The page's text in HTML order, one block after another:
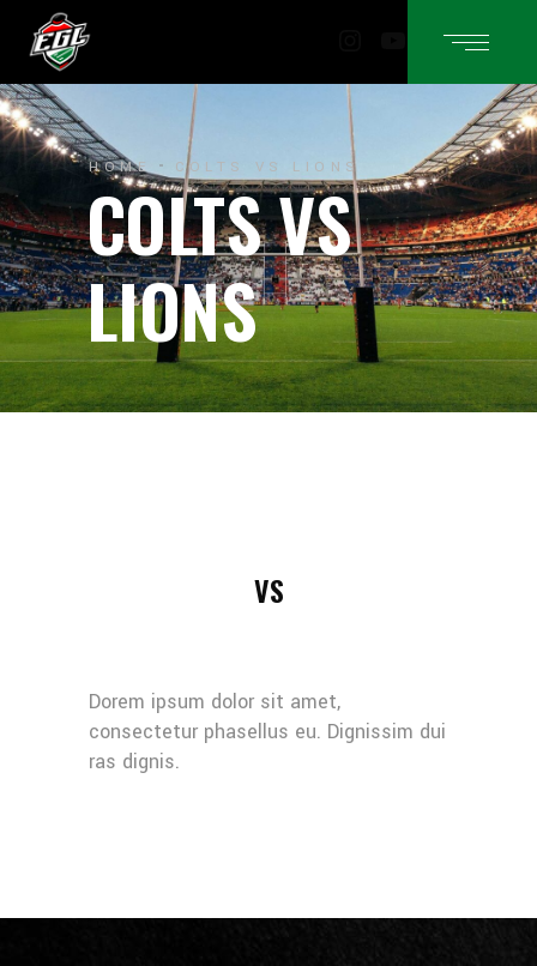
Instagram
YouTube
HOME COLTS VS LIONS
COLTS VS
LIONS
VS
Dorem ipsum dolor sit amet,
consectetur phasellus eu. Dignissim dui
ras dignis.